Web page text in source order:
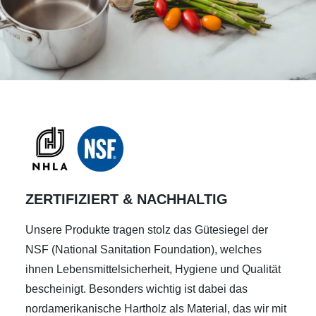
ZERTIFIZIERT & NACHHALTIG
Unsere Produkte tragen stolz das Gütesiegel der
NSF (National Sanitation Foundation), welches
ihnen Lebensmittelsicherheit, Hygiene und Qualität
bescheinigt. Besonders wichtig ist dabei das
nordamerikanische Hartholz als Material, das wir mit